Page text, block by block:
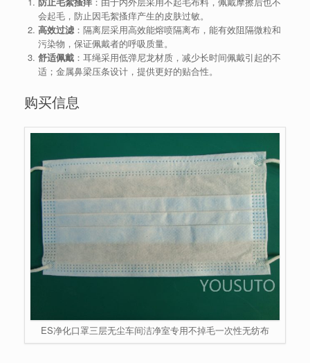
会起毛，防止因毛絮搔痒产生的皮肤过敏。
高效过滤：隔离层采用高效能熔喷隔离布，能有效阻隔微粒和
污染物，保证佩戴者的呼吸质量。
舒适佩戴：耳绳采用低弹尼龙材质，减少长时间佩戴引起的不
适；金属鼻梁压条设计，提供更好的贴合性。
购买信息
ES净化口罩三层无尘车间洁净室专用不掉毛一次性无纺布